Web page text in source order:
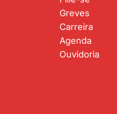
Greves
Carreira
Agenda
Ouvidoria